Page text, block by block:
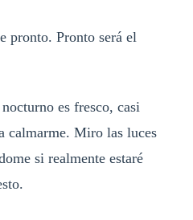
pronto. Pronto será el
es fresco, casi
calmarme. Miro las luces
si realmente estaré